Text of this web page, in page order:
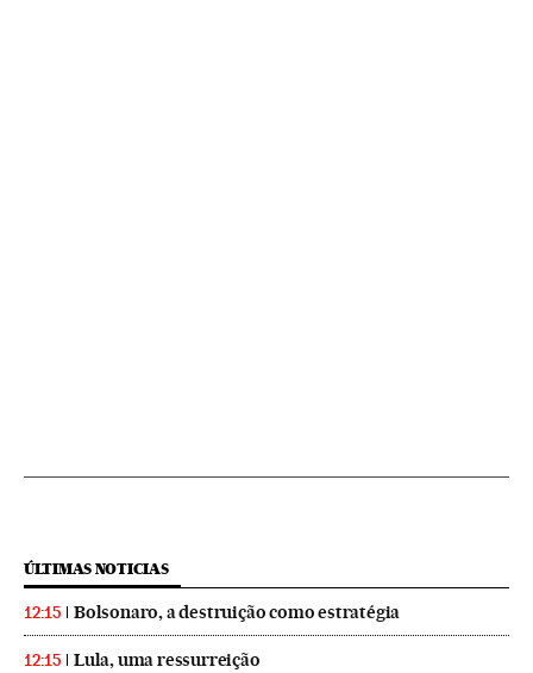
ÚLTIMAS NOTICIAS
12:15 Bolsonaro, a destruição como estratégia
12:15 Lula, uma ressurreição